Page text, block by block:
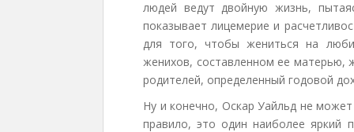
людей ведут двойную жизнь,
показывает лицемерие и
для того, чтобы жениться на
женихов, составленном ее матерью,
родителей, определенный годовой
Ну и конечно, Оскар Уайльд не
правило, это один наиболее яркий